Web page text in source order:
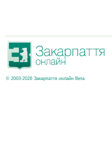
© 2003-2026 Закарпаття онлайн Beta